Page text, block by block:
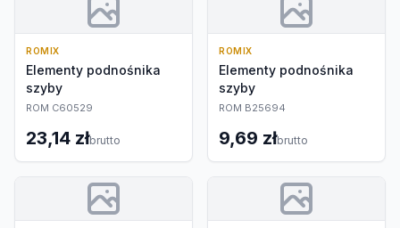
ROMIX
Elementy podnośnika
szyby
ROM C60529
23,14 złbrutto
ROMIX
Elementy podnośnika
szyby
ROM B25694
9,69 złbrutto